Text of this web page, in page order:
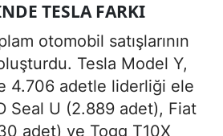
TESLA FARKI
otomobil satışlarının
Tesla Model Y,
4.706 adetle liderliği ele
Seal U (2.889 adet), Fiat
adet) ve Togg T10X